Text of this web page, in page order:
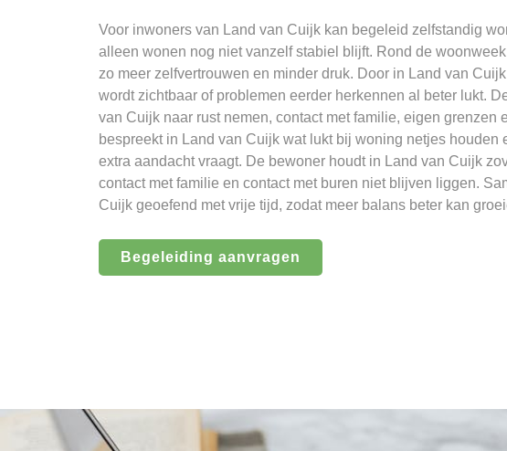
Voor inwoners van Land van Cuijk kan begeleid zelfstandig
alleen wonen nog niet vanzelf stabiel blijft. Rond de
zo meer zelfvertrouwen en minder druk. Door in Land van
wordt zichtbaar of problemen eerder herkennen al beter lukt.
van Cuijk naar rust nemen, contact met familie, eigen grenzen
bespreekt in Land van Cuijk wat lukt bij woning netjes houden
extra aandacht vraagt. De bewoner houdt in Land van Cuijk
contact met familie en contact met buren niet blijven liggen.
Cuijk geoefend met vrije tijd, zodat meer balans beter kan
Begeleiding aanvragen